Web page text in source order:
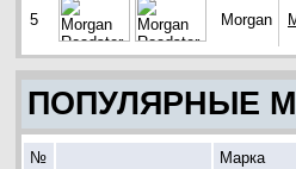
5 Morgan
ПОПУЛЯРНЫЕ
№ Марка